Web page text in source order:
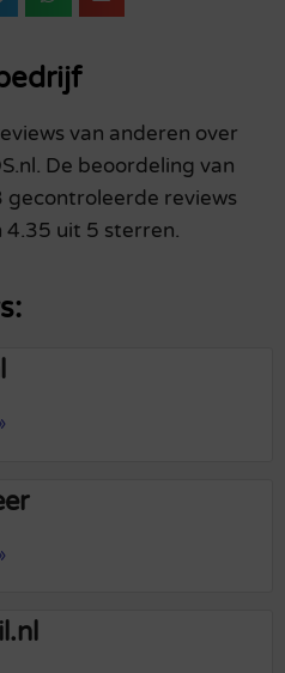
van anderen over
De beoordeling van
gecontroleerde reviews
uit 5 sterren.